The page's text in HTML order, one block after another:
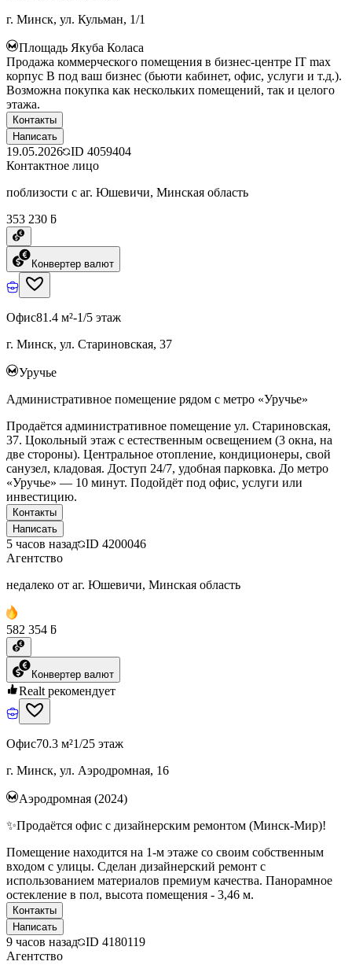
г. Минск, ул. Кульман, 1/1
Площадь Якуба Коласа
Продажа коммерческого помещения в бизнес-центре IT max
корпус B под ваш бизнес (бьюти кабинет, офис, услуги и т.д.).
Возможна покупка как нескольких помещений, так и целого
этажа.
Контакты
Написать
19.05.2026 ID 4059404
Контактное лицо
поблизости с аг. Юшевичи, Минская область
353 230 ƃ
Конвертер валют
Офис81.4 м²-1/5 этаж
г. Минск, ул. Стариновская, 37
Уручье
Административное помещение рядом с метро «Уручье»
Продаётся административное помещение ул. Стариновская,
37. Цокольный этаж с естественным освещением (3 окна, на
две стороны). Центральное отопление, кондиционеры, свой
санузел, кладовая. Доступ 24/7, удобная парковка. До метро
«Уручье» — 10 минут. Подойдёт под офис, услуги или
инвестицию.
Контакты
Написать
5 часов назад ID 4200046
Агентство
недалеко от аг. Юшевичи, Минская область
582 354 ƃ
Конвертер валют
Realt рекомендует
Офис70.3 м²1/25 этаж
г. Минск, ул. Аэродромная, 16
Аэродромная (2024)
✨Продаётся офис с дизайнерским ремонтом (Минск-Мир)!
Помещение находится на 1-м этаже со своим собственным
входом с улицы. Сделан дизайнерский ремонт с
использованием материалов премиум качества. Панорамное
остекление в пол, высота помещения - 3,46 м.
Контакты
Написать
9 часов назад ID 4180119
Агентство